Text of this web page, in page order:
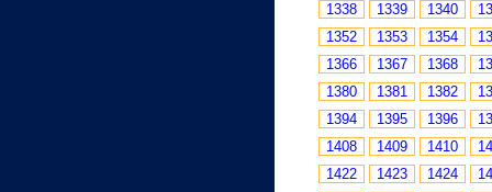
1338
1339 1340
1352
1353 1354
1366
1367 1368
1380
1381 1382
1394
1395 1396
1408
1409 1410
1422
1423 1424